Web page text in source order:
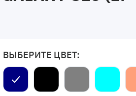
ВЫБЕРИТЕ ЦВЕТ: